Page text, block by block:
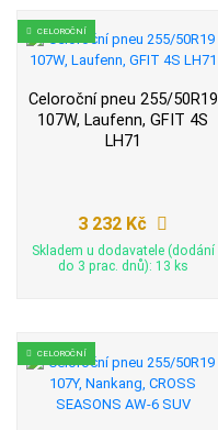
CELOROČNÍ
Celoroční pneu 255/50R19
107W, Laufenn, GFIT 4S
LH71
3 232 Kč
Skladem u dodavatele (dodání
do 3 prac. dnů): 13 ks
CELOROČNÍ